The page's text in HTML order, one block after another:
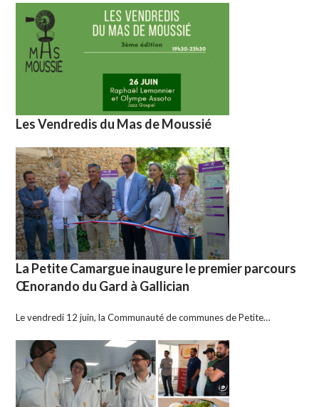
Les Vendredis du Mas de Moussié
La Petite Camargue inaugure le premier parcours
Œnorando du Gard à Gallician
Le vendredi 12 juin, la Communauté de communes de Petite…